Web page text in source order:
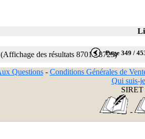
(Affichage des résultats 8701 - 8725)Page 349 /
Questions- Conditions Générales de
Qui suis-
SIRET
-